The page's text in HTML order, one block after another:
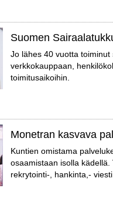
Suomen
Jo lähes 40 vuotta
verkkokauppaan,
toimitusaikoihin.
Monetran kasvava
Kuntien omistama
osaamistaan isolla
rekrytointi-, hankinta,-